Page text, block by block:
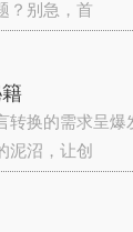
？别急，首
换的需求呈
泥沼，让创